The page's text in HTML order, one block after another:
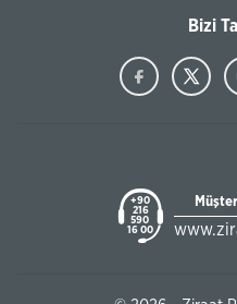
Bizi
+90
216
590
16 00